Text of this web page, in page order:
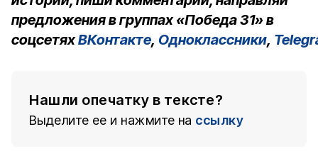
предложения в группах «Победа 31» в
соцсетяхВКонтакте, Одноклассники,
Нашли опечатку в тексте?
Выделите ее и нажмите на ссылку